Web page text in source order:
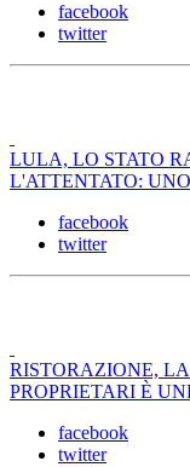
facebook
twitter
LULA, LO STATO
L'ATTENTATO:
facebook
twitter
RISTORAZIONE,
PROPRIETARI È
facebook
twitter